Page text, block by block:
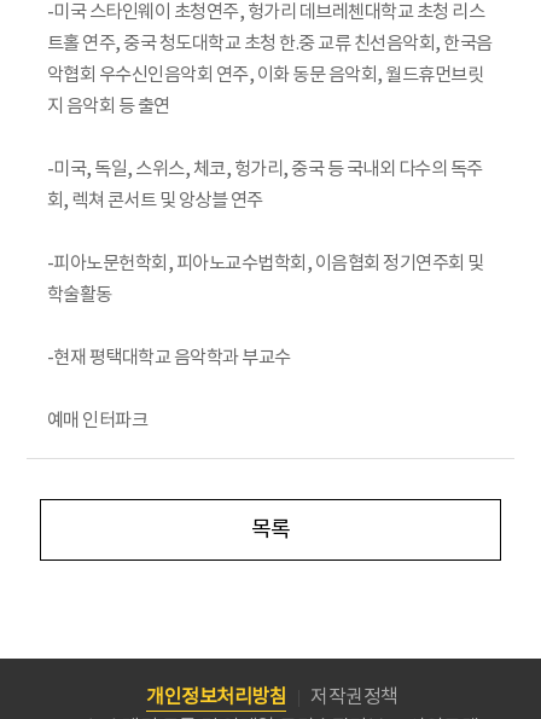
-미국 스타인웨이 초청연주, 헝가리 데브레첸대학교 초청 리스
트홀 연주, 중국 청도대학교 초청 한.중 교류 친선음악회, 한국음
악협회 우수신인음악회 연주, 이화 동문 음악회, 월드휴먼브릿
지 음악회 등 출연
-미국, 독일, 스위스, 체코, 헝가리, 중국 등 국내외 다수의 독주
회, 렉쳐 콘서트 및 앙상블 연주
-피아노문헌학회, 피아노교수법학회, 이음협회 정기연주회 및
학술활동
-현재 평택대학교 음악학과 부교수
예매 인터파크
목록
개인정보처리방침
저작권정책